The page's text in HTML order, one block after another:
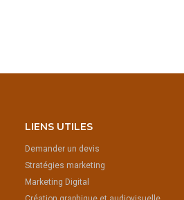
LIENS UTILES
Demander un devis
Stratégies marketing
Marketing Digital